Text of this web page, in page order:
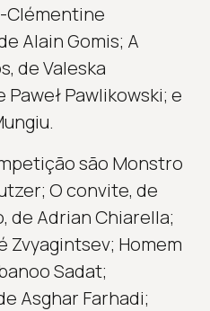
Clémentine
Alain Gomis; A
de Valeska
Pawlikowski; e
são Monstro
O convite, de
de Adrian Chiarella;
Zvyagintsev; Homem
Sadat;
Asghar Farhadi;